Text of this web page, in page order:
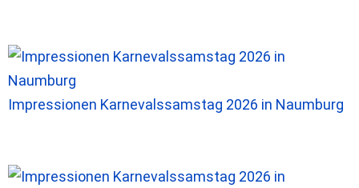
Impressionen Karnevalssamstag 2026 in Naumburg